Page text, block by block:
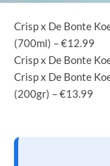
Crisp x De Bonte
(700ml) – €12.99
Crisp x De Bonte
Crisp x De Bonte
(200gr) – €13.99